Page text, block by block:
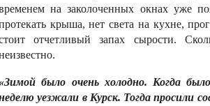
на заколоченных окнах уже
крыша, нет света на кухне,
отчетливый запах сырости.
было очень холодно. Когда
уезжали в Курск. Тогда просили